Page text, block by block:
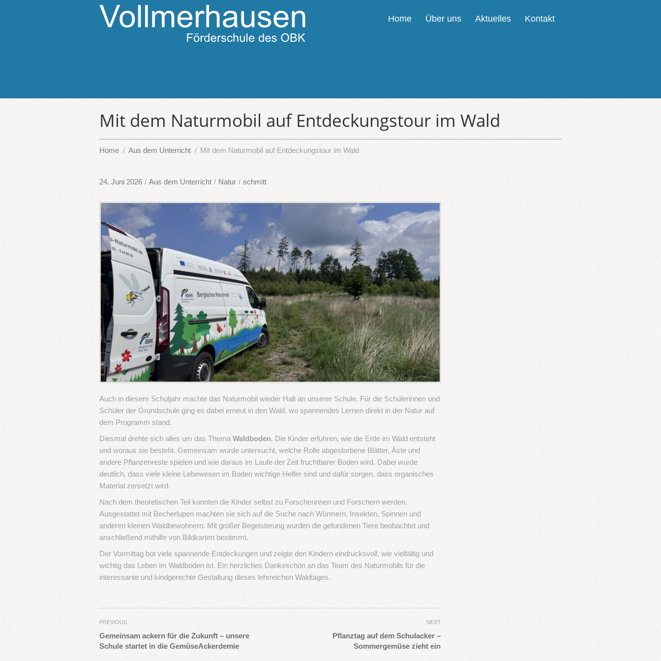
Home Über uns Aktuelles Kontakt
Mit dem Naturmobil auf Entdeckungstour im Wald
Home Aus dem Unterricht Mit dem Naturmobil auf Entdeckungstour im Wald
24. Juni 2026 / Aus dem Unterricht / Natur / schmitt
Auch in diesem Schuljahr machte das Naturmobil wieder Halt an unserer Schule. Für die Schülerinnen und
Schüler der Grundschule ging es dabei erneut in den Wald, wo spannendes Lernen direkt in der Natur auf
dem Programm stand.
Diesmal drehte sich alles um das Thema Waldboden. Die Kinder erfuhren, wie die Erde im Wald entsteht
und woraus sie besteht. Gemeinsam wurde untersucht, welche Rolle abgestorbene Blätter, Äste und
andere Pflanzenreste spielen und wie daraus im Laufe der Zeit fruchtbarer Boden wird. Dabei wurde
deutlich, dass viele kleine Lebewesen im Boden wichtige Helfer sind und dafür sorgen, dass organisches
Material zersetzt wird.
Nach dem theoretischen Teil konnten die Kinder selbst zu Forscherinnen und Forschern werden.
Ausgestattet mit Becherlupen machten sie sich auf die Suche nach Würmern, Insekten, Spinnen und
anderen kleinen Waldbewohnern. Mit großer Begeisterung wurden die gefundenen Tiere beobachtet und
anschließend mithilfe von Bildkarten bestimmt.
Der Vormittag bot viele spannende Entdeckungen und zeigte den Kindern eindrucksvoll, wie vielfältig und
wichtig das Leben im Waldboden ist. Ein herzliches Dankeschön an das Team des Naturmobils für die
interessante und kindgerechte Gestaltung dieses lehrreichen Waldtages.
PREVIOUS
Gemeinsam ackern für die Zukunft – unsere
Schule startet in die GemüseAckerdemie
NEXT
Pflanztag auf dem Schulacker –
Sommergemüse zieht ein